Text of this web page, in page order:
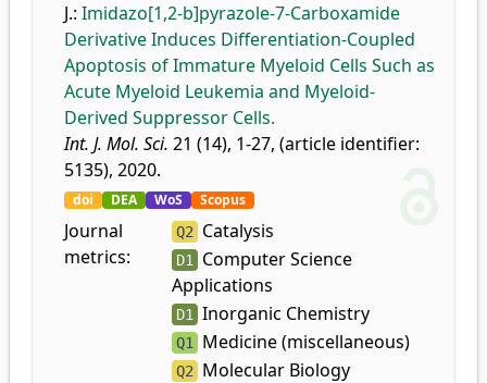
J.: Imidazo[1,2-b]pyrazole-7-Carboxamide
Derivative Induces Differentiation-Coupled
Apoptosis of Immature Myeloid Cells Such as
Acute Myeloid Leukemia and Myeloid-
Derived Suppressor Cells.
Int. J. Mol. Sci. 21 (14), 1-27, (article identifier:
5135), 2020.
doi DEA WoS Scopus
Journal
metrics:
Q2 Catalysis
D1
Computer Science
Applications
D1 Inorganic Chemistry
Q1 Medicine (miscellaneous)
Q2 Molecular Biology